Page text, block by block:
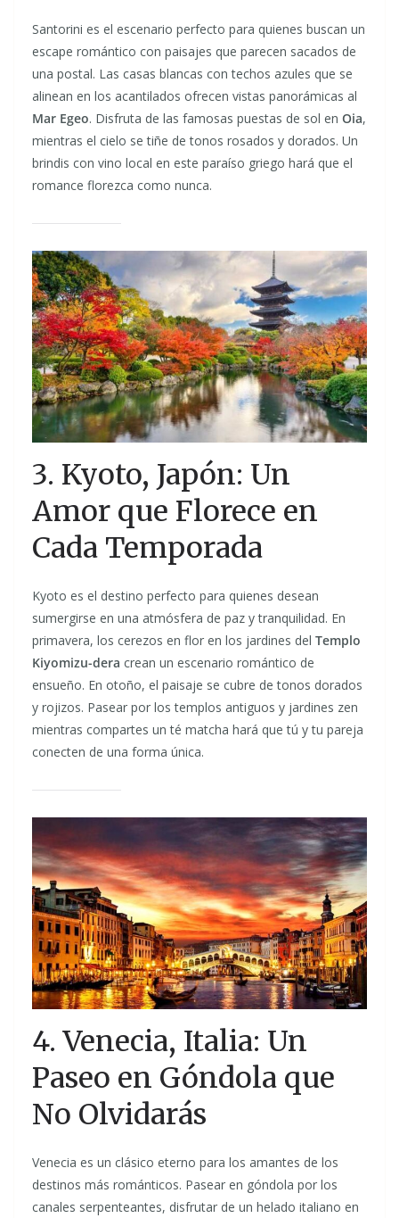
Santorini es el escenario perfecto para quienes buscan un
escape romántico con paisajes que parecen sacados de
una postal. Las casas blancas con techos azules que se
alinean en los acantilados ofrecen vistas panorámicas al
Mar Egeo. Disfruta de las famosas puestas de sol en Oia,
mientras el cielo se tiñe de tonos rosados y dorados. Un
brindis con vino local en este paraíso griego hará que el
romance florezca como nunca.
3. Kyoto, Japón: Un
Amor que Florece en
Cada Temporada
Kyoto es el destino perfecto para quienes desean
sumergirse en una atmósfera de paz y tranquilidad. En
primavera, los cerezos en flor en los jardines del Templo
Kiyomizu-dera crean un escenario romántico de
ensueño. En otoño, el paisaje se cubre de tonos dorados
y rojizos. Pasear por los templos antiguos y jardines zen
mientras compartes un té matcha hará que tú y tu pareja
conecten de una forma única.
4. Venecia, Italia: Un
Paseo en Góndola que
No Olvidarás
Venecia es un clásico eterno para los amantes de los
destinos más románticos. Pasear en góndola por los
canales serpenteantes, disfrutar de un helado italiano en